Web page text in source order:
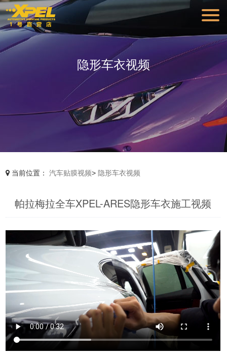
隐形车衣视频
当前位置：汽车贴膜视频> 隐形车衣视频
帕拉梅拉全车XPEL-ARES隐形车衣施工视频